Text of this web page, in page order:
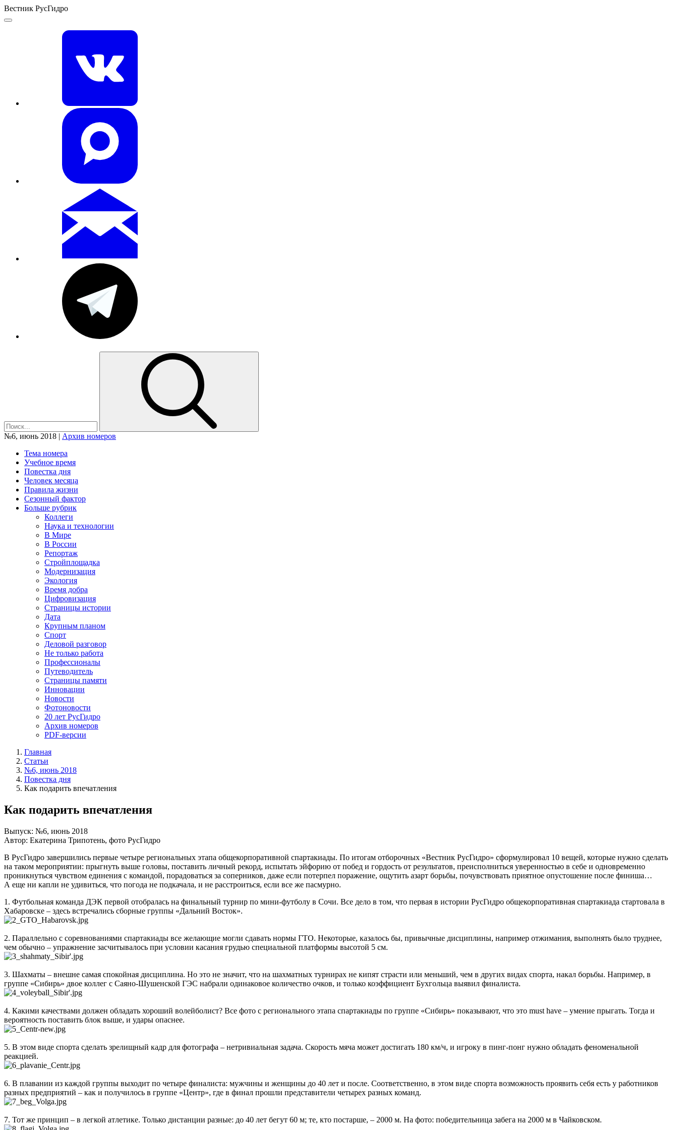
Вестник РусГидро
№6, июнь 2018 | Архив номеров
Тема номера
Учебное время
Повестка дня
Человек месяца
Правила жизни
Сезонный фактор
Больше рубрик
Коллеги
Наука и технологии
В Мире
В России
Репортаж
Стройплощадка
Модернизация
Экология
Время добра
Цифровизация
Страницы истории
Дата
Крупным планом
Спорт
Деловой разговор
Не только работа
Профессионалы
Путеводитель
Страницы памяти
Инновации
Новости
Фотоновости
20 лет РусГидро
Архив номеров
PDF-версии
Главная
Статьи
№6, июнь 2018
Повестка дня
Как подарить впечатления
Как подарить впечатления
Выпуск: №6, июнь 2018
Автор: Екатерина Трипотень, фото РусГидро
В РусГидро завершились первые четыре региональных этапа общекорпоративной спартакиады. По итогам отборочных «Вестник РусГидро» сформулировал 10 вещей, которые нужно сделать
на таком мероприятии: прыгнуть выше головы, поставить личный рекорд, испытать эйфорию от побед и гордость от результатов, преисполниться уверенностью в себе и одновременно
проникнуться чувством единения с командой, порадоваться за соперников, даже если потерпел поражение, ощутить азарт борьбы, почувствовать приятное опустошение после финиша…
А еще ни капли не удивиться, что погода не подкачала, и не расстроиться, если все же пасмурно.
1. Футбольная команда ДЭК первой отобралась на финальный турнир по мини-​футболу в Сочи. Все дело в том, что первая в истории РусГидро общекорпоративная спартакиада стартовала в
Хабаровске – здесь встречались сборные группы «Дальний Восток».
2. Параллельно с соревнованиями спартакиады все желающие могли сдавать нормы ГТО. Некоторые, казалось бы, привычные дисциплины, например отжимания, выполнять было труднее,
чем обычно – упражнение засчитывалось при условии касания грудью специальной платформы высотой 5 см.
3. Шахматы – внешне самая спокойная дисциплина. Но это не значит, что на шахматных турнирах не кипят страсти или меньший, чем в других видах спорта, накал борьбы. Например, в
группе «Сибирь» двое коллег с Саяно-Шушенской ГЭС набрали одинаковое количество очков, и только коэффициент Бухгольца выявил финалиста.
4. Какими качествами должен обладать хороший волейболист? Все фото с регионального этапа спартакиады по группе «Сибирь» показывают, что это must have – умение прыгать. Тогда и
вероятность поставить блок выше, и удары опаснее.
5. В этом виде спорта сделать зрелищный кадр для фотографа – нетривиальная задача. Скорость мяча может достигать 180 км/ч, и игроку в пинг-понг нужно обладать феноменальной
реакцией.
6. В плавании из каждой группы выходит по четыре финалиста: мужчины и женщины до 40 лет и после. Соответственно, в этом виде спорта возможность проявить себя есть у работников
разных предприятий – как и получилось в группе «Центр», где в финал прошли представители четырех разных команд.
7. Тот же принцип – в легкой атлетике. Только дистанции разные: до 40 лет бегут 60 м; те, кто постарше, – 2000 м. На фото: победительница забега на 2000 м в Чайковском.